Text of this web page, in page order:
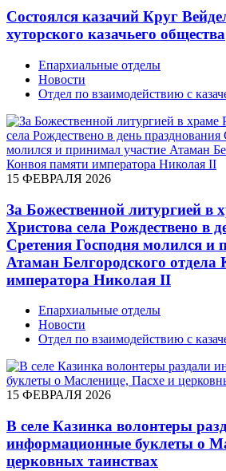
Состоялся казачий Круг
хуторского казачьего общества
Епархиальные отделы
Новости
Отдел по взаимодействию с
15 ФЕВРАЛЯ 2026
За Божественной литургией в
Христова села Рождествено в
Сретения Господня молился и
Атаман Белгородского отдела
императора Николая II
Епархиальные отделы
Новости
Отдел по взаимодействию с
15 ФЕВРАЛЯ 2026
В селе Казинка волонтеры
информационные буклеты о
церковных таинствах